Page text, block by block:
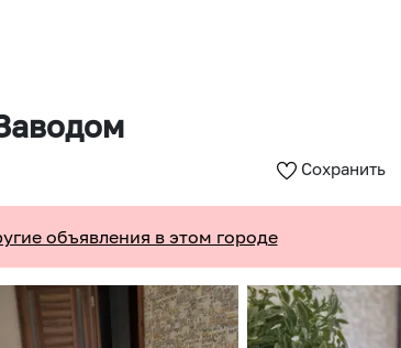
Сохранить
объявления в этом городе